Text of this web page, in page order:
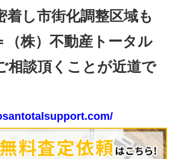
着し市街化調整区域も
（株）不動産トータル
相談頂くことが近道で